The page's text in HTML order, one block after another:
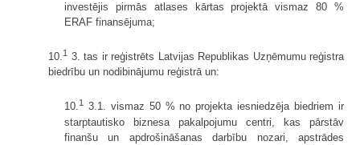
investējis pirmās atlases kārtas projektā vismaz 80 %
ERAF finansējuma;
10.1 3. tas ir reģistrēts Latvijas Republikas Uzņēmumu reģistra
biedrību un nodibinājumu reģistrā un:
10.1 3.1. vismaz 50 % no projekta iesniedzēja biedriem ir
starptautisko biznesa pakalpojumu centri, kas pārstāv
finanšu un apdrošināšanas darbību nozari, apstrādes